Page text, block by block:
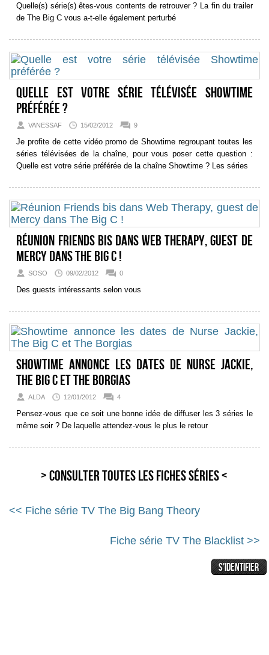
Quelle(s) série(s) êtes-vous contents de retrouver ? La fin du trailer
de The Big C vous a-t-elle également perturbé
Quelle est votre série télévisée Showtime
préférée ?
VANESSAF 15/02/2012 9
Je profite de cette vidéo promo de Showtime regroupant toutes les
séries télévisées de la chaîne, pour vous poser cette question :
Quelle est votre série préférée de la chaîne Showtime ? Les séries
Réunion Friends bis dans Web Therapy, guest de
Mercy dans The Big C !
SOSO 09/02/2012 0
Des guests intéressants selon vous
Showtime annonce les dates de Nurse Jackie,
The Big C et The Borgias
ALDA 12/01/2012 4
Pensez-vous que ce soit une bonne idée de diffuser les 3 séries le
même soir ? De laquelle attendez-vous le plus le retour
> Consulter toutes les fiches séries <
<< Fiche série TV The Big Bang Theory
Fiche série TV The Blacklist >>